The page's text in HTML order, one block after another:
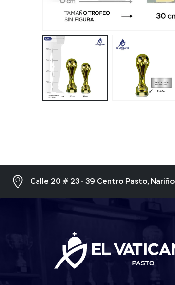
Calle 20 # 23 - 39 Centro Pasto, Nariño